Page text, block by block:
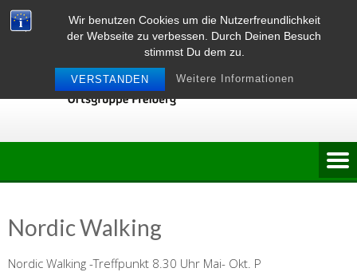
Wir benutzen Cookies um die Nutzerfreundlichkeit
der Webseite zu verbessen. Durch Deinen Besuch
stimmst Du dem zu.
VERSTANDEN Weitere Informationen
Skip
to
Nordic Walking
Nordic Walking -Treffpunkt 8.30 Uhr Mai- Okt. P